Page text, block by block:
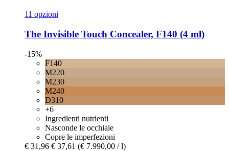
11 opzioni
The Invisible Touch Concealer, F140 (4 ml)
-15%
F140
M220
M230
M240
D310
+6
Ingredienti nutrienti
Nasconde le occhiaie
Copre le imperfezioni
€ 31,96 € 37,61 (€ 7.990,00 / l)